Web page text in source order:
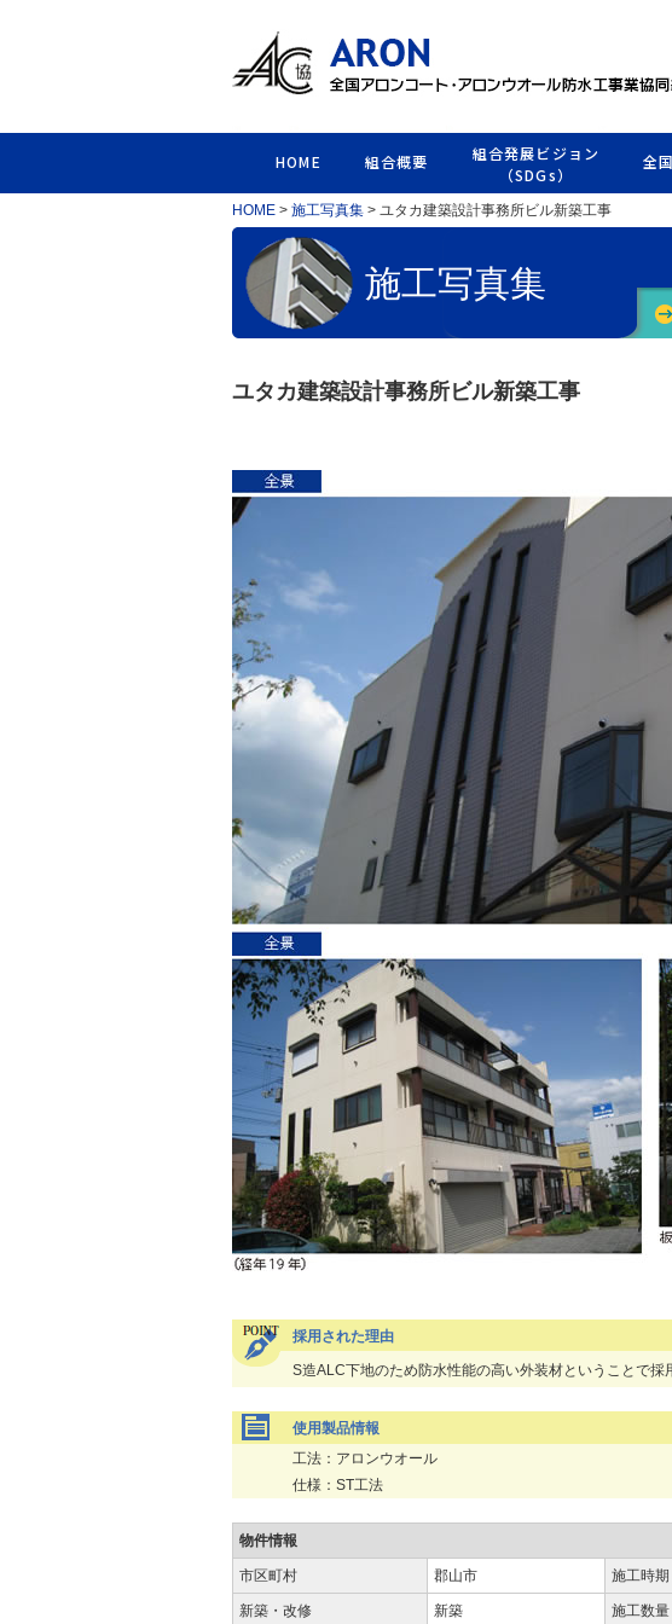
HOME 組合概要
組合発展ビジョン
（SDGs）
全
HOME > 施工写真集 > ユタカ建築設計事務所ビル新築工事
施工写真集
ユタカ建築設計事務所ビル新築工事
採用された理由
S造ALC下地のため防水性能の高い外装材ということで採
使用製品情報
工法：アロンウオール
仕様：ST工法
物件情報
市区町村 郡山市 施工時期
新築・改修 新築 施工数量